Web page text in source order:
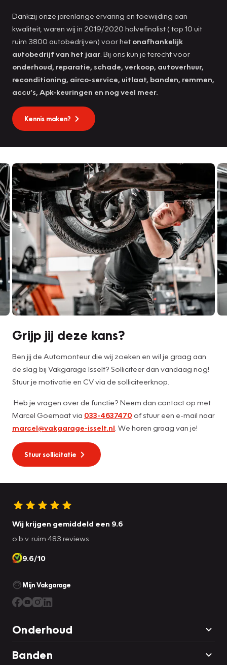
Dankzij onze jarenlange ervaring en toewijding aan
kwaliteit, waren wij in 2019/2020 halvefinalist ( top 10 uit
ruim 3800 autobedrijven) voor het onafhankelijk
autobedrijf van het jaar . Bij ons kun je terecht voor
onderhoud, reparatie, schade, verkoop, autoverhuur,
reconditioning, airco-service, uitlaat, banden, remmen,
accu’s, Apk-keuringen en nog veel meer.
Kennis maken?
Grijp jij deze kans?
Ben jij de Automonteur die wij zoeken en wil je graag aan
de slag bij Vakgarage Isselt? Solliciteer dan vandaag nog!
Stuur je motivatie en CV via de solliciteerknop.
Heb je vragen over de functie? Neem dan contact op met
Marcel Goemaat via 033-4637470 of stuur een e-mail naar
marcel@vakgarage-isselt.nl . We horen graag van je!
Stuur sollicitatie
Wij krijgen gemiddeld een 9.6
o.b.v. ruim 483 reviews
9.6/10
Mijn Vakgarage
Onderhoud
Banden